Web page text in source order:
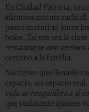
En Ciudad Patricia,
silenciosamente radical:
paseo matutino entre
bolos. Tal vez sea la
restaurante con
cercano a la familia.
No tienes que llenarlo
espacio, un espacio
vida se reequilibra a sí
que realmente quieres